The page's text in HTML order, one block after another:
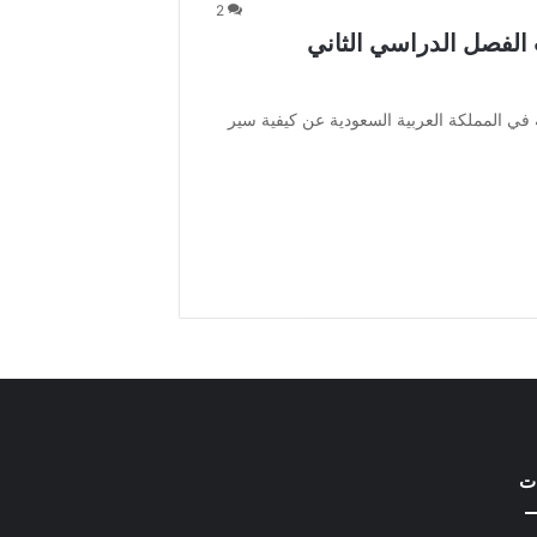
2
الدراسي الثاني
في المملكة العربية السعودية عن كيفية سير